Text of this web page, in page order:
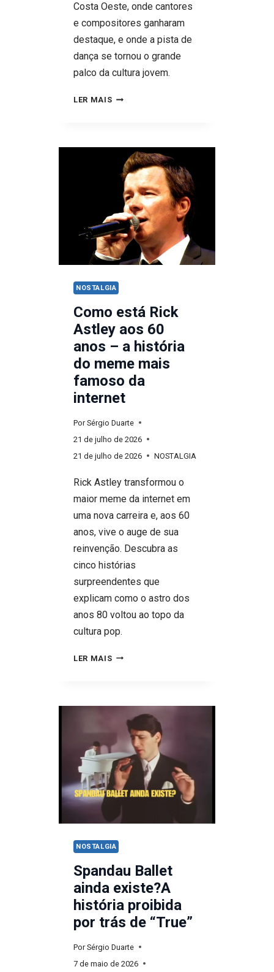
Costa Oeste, onde cantores
e compositores ganharam
destaque, e onde a pista de
dança se tornou o grande
palco da cultura jovem.
LER MAISQUAL
MAIOR
SUCESSO
DOS
ANOS
70?
AS
MÚSICAS
QUE
DOMINARAM
AS
RÁDIOS
E
VENDERAM
MILHÕES
NOSTALGIA
Como está Rick
Astley aos 60
anos – a história
do meme mais
famoso da
internet
Por Sérgio Duarte
21 de julho de 2026
21 de julho de 2026
NOSTALGIA
Rick Astley transformou o
maior meme da internet em
uma nova carreira e, aos 60
anos, vive o auge de sua
reinvenção. Descubra as
cinco histórias
surpreendentes que
explicam como o astro dos
anos 80 voltou ao topo da
cultura pop.
LER MAISCOMO
ASTLEY
60
ANOS
–
A
HISTÓRIA
DO
MEME
MAIS
FAMOSO
DA
INTERNET
NOSTALGIA
Spandau Ballet
ainda existe?A
história proibida
por trás de “True”
Por Sérgio Duarte
7 de maio de 2026